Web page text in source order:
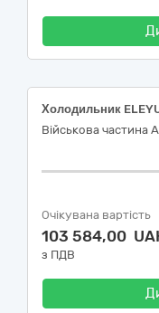
Військова частина
Очікувана вартість
103 584,00
з ПДВ